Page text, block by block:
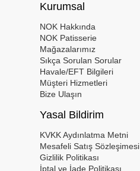
Kurumsal
NOK Hakkında
NOK Patisserie
Mağazalarımız
Sıkça Sorulan Sorular
Havale/EFT Bilgileri
Müşteri Hizmetleri
Bize Ulaşın
Yasal Bildirim
KVKK Aydınlatma Metni
Mesafeli Satış Sözleşimesi
Gizlilik Politikası
İptal ve İade Politikası